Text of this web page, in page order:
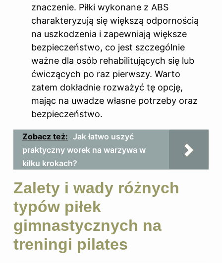
znaczenie. Piłki wykonane z ABS
charakteryzują się większą odpornością
na uszkodzenia i zapewniają większe
bezpieczeństwo, co jest szczególnie
ważne dla osób rehabilitujących się lub
ćwiczących po raz pierwszy. Warto
zatem dokładnie rozważyć tę opcję,
mając na uwadze własne potrzeby oraz
bezpieczeństwo.
Zobacz też: Jak łatwo uszyć
praktyczny worek na warzywa w
kilku krokach?
Zalety i wady różnych
typów piłek
gimnastycznych na
treningi pilates